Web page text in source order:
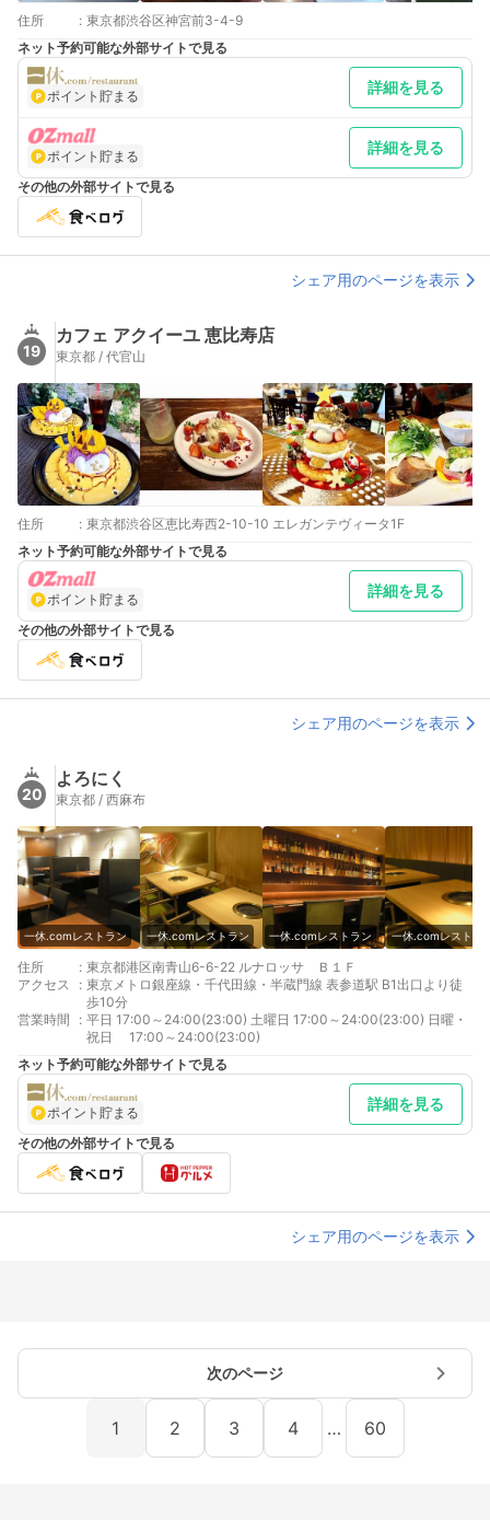
住所 : 東京都渋谷区神宮前3-4-9
ネット予約可能な外部サイトで見る
ポイント貯まる 詳細を見る
ポイント貯まる 詳細を見る
その他の外部サイトで見る
シェア用のページを表示
19
カフェ アクイーユ 恵比寿店
東京都 / 代官山
住所 : 東京都渋谷区恵比寿西2-10-10 エレガンテヴィータ1F
ネット予約可能な外部サイトで見る
ポイント貯まる 詳細を見る
その他の外部サイトで見る
シェア用のページを表示
20
よろにく
東京都 / 西麻布
一休.comレストラン 一休.comレストラン 一休.comレストラン 一休.comレストラ
住所 : 東京都港区南青山6-6-22 ルナロッサ Ｂ１Ｆ
アクセス
: 東京メトロ銀座線・千代田線・半蔵門線 表参道駅 B1出口より徒
歩10分
営業時間
: 平日 17:00～24:00(23:00) 土曜日 17:00～24:00(23:00) 日曜・
祝日 17:00～24:00(23:00)
ネット予約可能な外部サイトで見る
ポイント貯まる 詳細を見る
その他の外部サイトで見る
シェア用のページを表示
次のページ
1 2 3 4 … 60